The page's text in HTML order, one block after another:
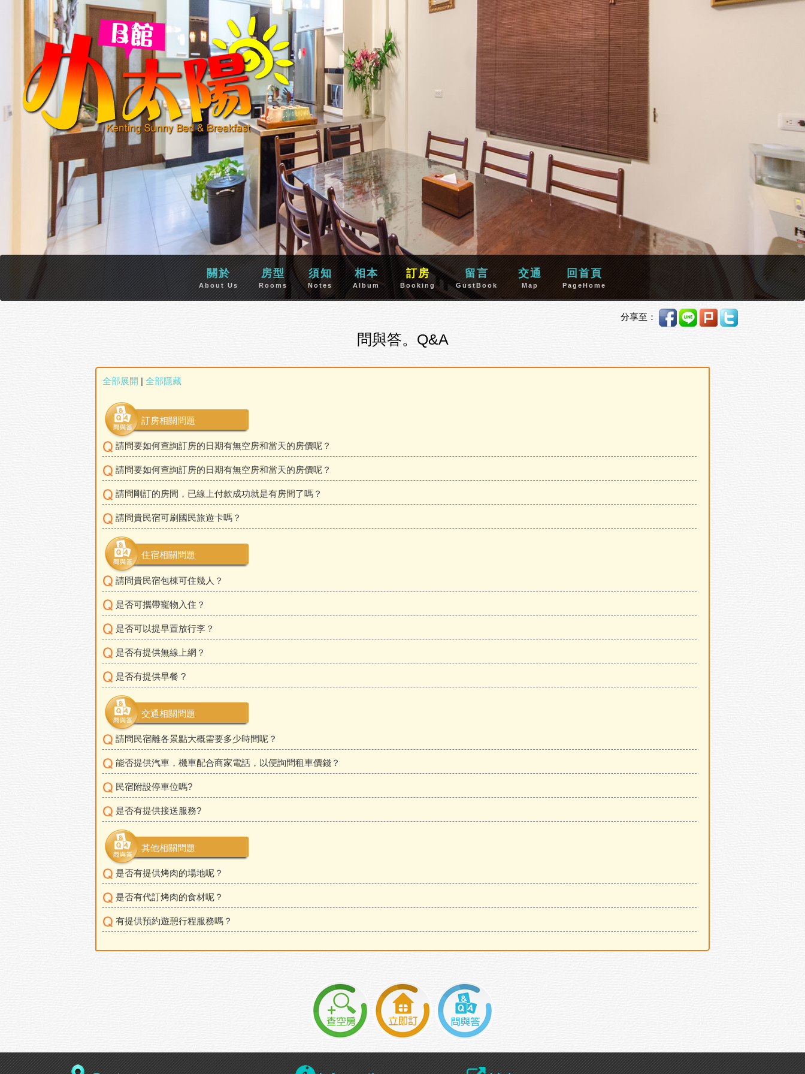
關於
About Us
房型
Rooms
須知
Notes
相本
Album
訂房
Booking
留言
GustBook
交通
Map
回首頁
PageHome
分享至：
問與答。Q&A
全部展開 | 全部隱藏
訂房相關問題
請問要如何查詢訂房的日期有無空房和當天的房價呢？
請問要如何查詢訂房的日期有無空房和當天的房價呢？
請問剛訂的房間，已線上付款成功就是有房間了嗎？
請問貴民宿可刷國民旅遊卡嗎？
住宿相關問題
請問貴民宿包棟可住幾人？
是否可攜帶寵物入住？
是否可以提早置放行李？
是否有提供無線上網？
是否有提供早餐 ?
交通相關問題
請問民宿離各景點大概需要多少時間呢？
能否提供汽車，機車配合商家電話，以便詢問租車價錢？
民宿附設停車位嗎?
是否有提供接送服務?
其他相關問題
是否有提供烤肉的場地呢？
是否有代訂烤肉的食材呢？
有提供預約遊憩行程服務嗎？